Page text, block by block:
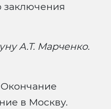
заключения
А.Т. Марченко.
в Москву.